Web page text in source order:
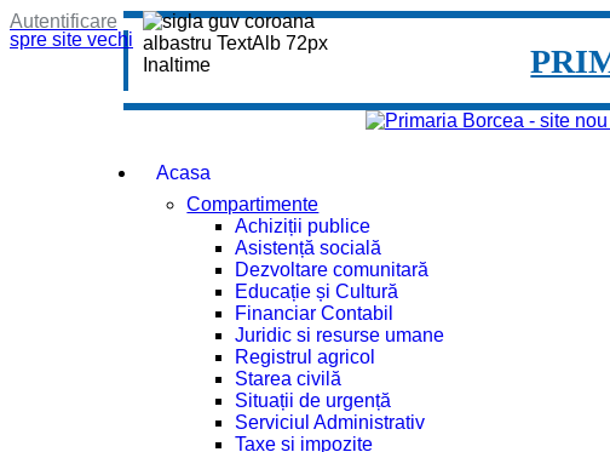
spre site vechi
Autentificare
Acasa
Compartimente
Achiziții publice
Asistență socială
Dezvoltare comunitară
Educație și Cultură
Financiar Contabil
Juridic si resurse umane
Registrul agricol
Starea civilă
Situații de urgență
Serviciul Administrativ
Taxe și impozite